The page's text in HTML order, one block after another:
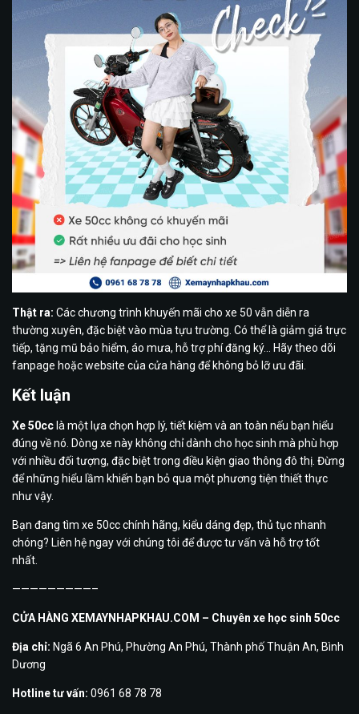
Thật ra: Các chương trình khuyến mãi cho xe 50 vẫn diễn ra
thường xuyên, đặc biệt vào mùa tựu trường. Có thể là giảm giá trực
tiếp, tặng mũ bảo hiểm, áo mưa, hỗ trợ phí đăng ký… Hãy theo dõi
fanpage hoặc website của cửa hàng để không bỏ lỡ ưu đãi.
Kết luận
Xe 50cc là một lựa chọn hợp lý, tiết kiệm và an toàn nếu bạn hiểu
đúng về nó. Dòng xe này không chỉ dành cho học sinh mà phù hợp
với nhiều đối tượng, đặc biệt trong điều kiện giao thông đô thị. Đừng
để những hiểu lầm khiến bạn bỏ qua một phương tiện thiết thực
như vậy.
Bạn đang tìm xe 50cc chính hãng, kiểu dáng đẹp, thủ tục nhanh
chóng? Liên hệ ngay với chúng tôi để được tư vấn và hỗ trợ tốt
nhất.
—————————–
CỬA HÀNG XEMAYNHAPKHAU.COM – Chuyên xe học sinh 50cc
Địa chỉ: Ngã 6 An Phú, Phường An Phú, Thành phố Thuận An, Bình
Dương
Hotline tư vấn: 0961 68 78 78